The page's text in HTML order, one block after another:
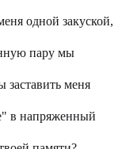
одной закуской,
пару мы
заставить меня
в напряженный